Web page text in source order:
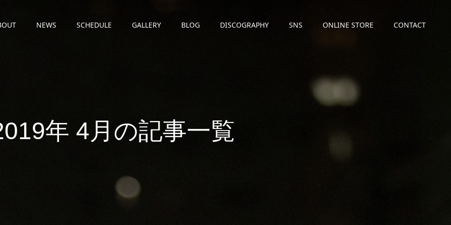
NEWS SCHEDULE GALLERY BLOG DISCOGRAPHY SNS ONLINE STORE CONTACT
年 4月の記事一覧